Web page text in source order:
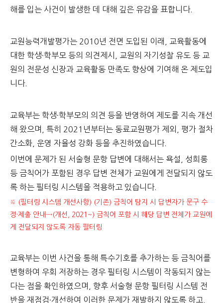
해를 입는 사건이 발생한 데 대해 깊은 유감을 표합니다.
교원능력개발평가는 2010년 전면 도입된 이래, 교육활동에
대한 학생·학부모 등의 의견제시, 교원의 자기성찰 유도 등 교
원의 전문성 신장과 교육활동 만족도 향상에 기여해 온 제도입
니다.
교육부는 학생·학부모의 의견 등을 반영하여 제도를 지속 개선
해 왔으며, 특히 2021년부터는 동료교원평가 제외, 평가 절차
간소화, 운영 자율성 강화 등을 추진하였습니다.
이번에 문제가 된 서술형 문항 답변에 대해서는 욕설, 성희롱
등 금칙어가 포함된 경우 답변 전체가 교원에게 전달되지 않도
록 하는 필터링 시스템을 적용하고 있습니다.
※ (필터링 시스템 개선사항) (기존) 금칙어 탐지 시 답변자가 문구 수
정·제출 안내→(개선, 2021~) 금칙어 포함 시 해당 답변 전체가 교원에
게 전달되지 않도록 자동 필터링
교육부는 이번 사건을 통해 특수기호를 추가하는 등 금칙어를
변형하여 우회 저장하는 경우 필터링 시스템이 작동되지 않는
다는 점을 확인하였으며, 향후 서술형 문항 필터링 시스템 전
반을 재점검·개선하여 이러한 문제가 재발하지 않도록 하고,